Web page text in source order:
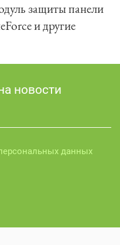
защиты панели
и другие
новости
данных